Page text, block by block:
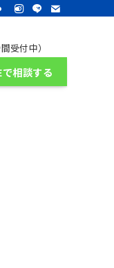
受付中）
相談する